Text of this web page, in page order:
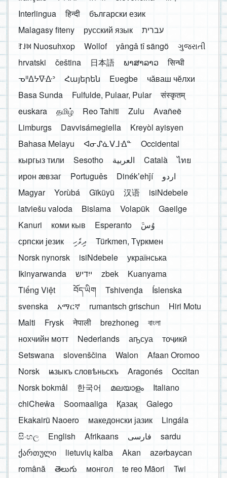
Interlingua
हिन्दी
български език
Malagasy fiteny
русский язык
עברית
ꆈꌠ꒿ Nuosuhxop
Wollof yângâ tî sängö
ગુજરાતી
hrvatski
čeština 日本語 ພາສາລາວ
सिन्धी
ᓀᐦᐃᔭᐍᐏᐣ
Հայերեն Eʋegbe
чӑваш чӗлхи
Basa Sunda
Fulfulde, Pulaar, Pular
संस्कृतम्
euskara
தமிழ் Reo Tahiti Zulu
Avañeẽ
Limburgs
Davvisámegiella
Kreyòl ayisyen
Bahasa Melayu
ᐊᓂᔑᓈᐯᒧᐎᓐ
Occidental
кыргыз тили
Sesotho العربية Català
ไทย
ирон æвзаг
Português Dinékʼehǰí
اردو
Magyar
Yorùbá Gĩkũyũ 汉语
isiNdebele
latviešu valoda
Bislama Volapük
Gaeilge
Kanuri
коми кыв Esperanto
َوُسَ
српски језик
ދިވެހި
Türkmen, Түркмен
Norsk nynorsk
isiNdebele
українська
Ikinyarwanda
ייִדיש zbek
Kuanyama
Tiếng Việt
བོད་ཡིག Tshivenḓa
Íslenska
svenska
አማርኛ rumantsch grischun
Hiri Motu
Malti
Frysk नेपाली brezhoneg
বাংলা
нохчийн мотт
Nederlands аҧсуа
тоҷикӣ
Setswana
slovenščina Walon
Afaan Oromoo
Norsk
ѩзыкъ словѣньскъ Aragonés
Occitan
Norsk bokmål
한국어 മലയാളം
Italiano
chiCheŵa
Soomaaliga Қазақ
Galego
Ekakairũ Naoero
македонски јазик
Lingála
සිංහල
English Afrikaans فارسی
sardu
ქართული
lietuvių kalba Akan
azərbaycan
română
తెలుగు монгол te reo Māori
Twi